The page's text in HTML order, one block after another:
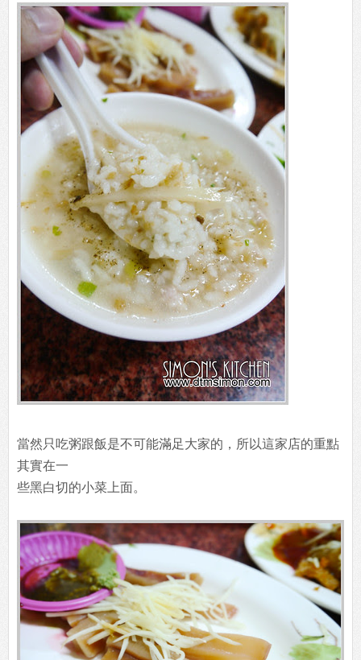
當然只吃粥跟飯是不可能滿足大家的，所以這家店的重點
其實在一
些黑白切的小菜上面。